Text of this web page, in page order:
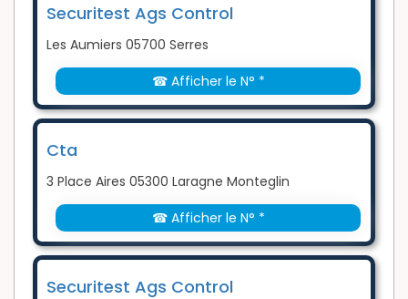
Securitest Ags Control
Les Aumiers 05700 Serres
☎ Afficher le N° *
Cta
3 Place Aires 05300 Laragne Monteglin
☎ Afficher le N° *
Securitest Ags Control